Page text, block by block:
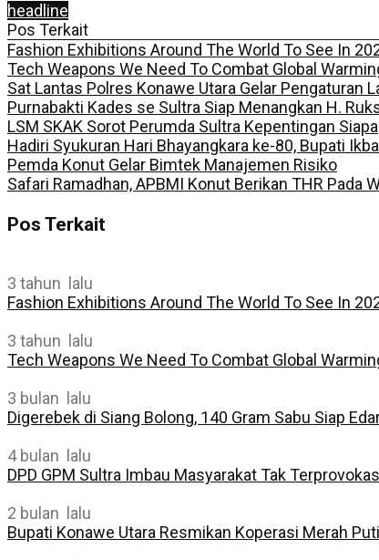
headline
Pos Terkait
Fashion Exhibitions Around The World To See In
Tech Weapons We Need To Combat Global
Sat Lantas Polres Konawe Utara Gelar Pengaturan
Purnabakti Kades se Sultra Siap Menangkan H.
LSM SKAK Sorot Perumda Sultra Kepentingan Siapa
Hadiri Syukuran Hari Bhayangkara ke-80, Bupati
Pemda Konut Gelar Bimtek Manajemen Risiko
Safari Ramadhan, APBMI Konut Berikan THR Pada
Pos Terkait
3 tahun lalu
Fashion Exhibitions Around The World To See In
3 tahun lalu
Tech Weapons We Need To Combat Global
3 bulan lalu
Digerebek di Siang Bolong, 140 Gram Sabu Siap
4 bulan lalu
DPD GPM Sultra Imbau Masyarakat Tak
2 bulan lalu
Bupati Konawe Utara Resmikan Koperasi Merah